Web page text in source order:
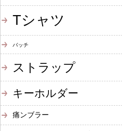
Tシャツ
バッチ
ストラップ
キーホルダー
痛ンブラー